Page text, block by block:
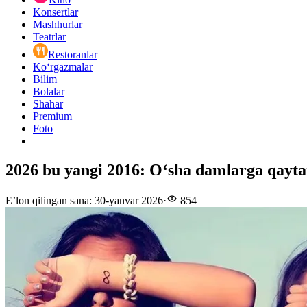
Konsertlar
Mashhurlar
Teatrlar
Restoranlar
Ko‘rgazmalar
Bilim
Bolalar
Shahar
Premium
Foto
2026 bu yangi 2016: Oʻsha damlarga
E’lon qilingan sana: 30-yanvar 2026· 854